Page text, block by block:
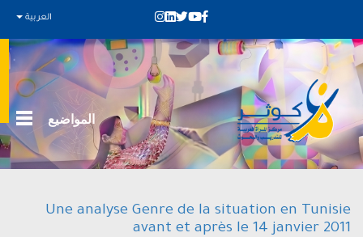
العربية
المواضيع
Une analyse Genre de la situation en Tunisie
avant et après le 14 janvier 2011